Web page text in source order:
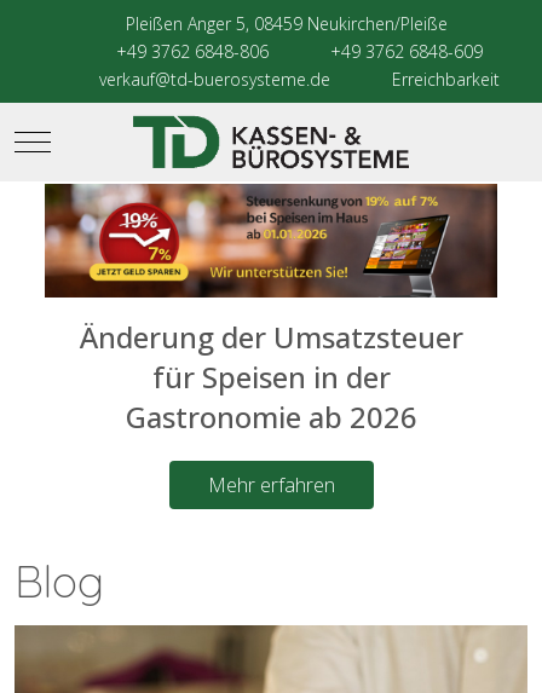
Pleißen Anger 5, 08459 Neukirchen/Pleiße
+49 3762 6848-806
+49 3762 6848-609
verkauf@td-buerosysteme.de
Erreichbarkeit
Mobile Menu Toggle
Änderung der Umsatzsteuer
für Speisen in der
Gastronomie ab 2026
Mehr erfahren
Blog